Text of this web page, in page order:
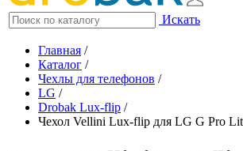
Искать
Главная /
Каталог /
Чехлы для телефонов /
LG /
Drobak Lux-flip /
Чехол Vellini Lux-flip для LG G Pro